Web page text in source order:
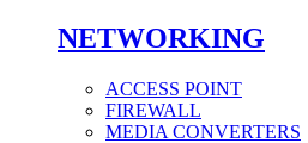
NETWORKING
ACCESS POINT
FIREWALL
MEDIA CONVERTERS